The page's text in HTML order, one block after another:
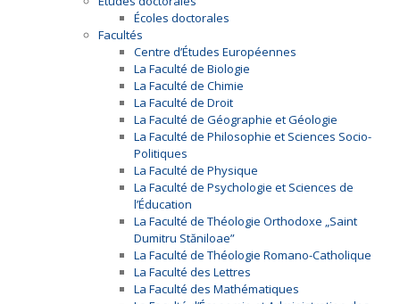
Écoles doctorales
Facultés
Centre d’Études Européennes
La Faculté de Biologie
La Faculté de Chimie
La Faculté de Droit
La Faculté de Géographie et Géologie
La Faculté de Philosophie et Sciences Socio-
Politiques
La Faculté de Physique
La Faculté de Psychologie et Sciences de
l’Éducation
La Faculté de Théologie Orthodoxe „Saint
Dumitru Stăniloae”
La Faculté de Théologie Romano-Catholique
La Faculté des Lettres
La Faculté des Mathématiques